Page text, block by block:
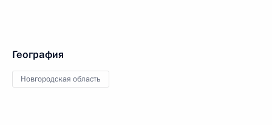
География
Новгородская область